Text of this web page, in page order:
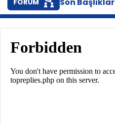
FORUM